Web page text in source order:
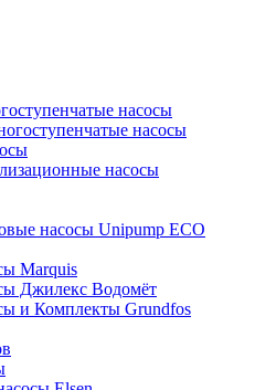
насосы
насосы
насосы
насосы Unipump ECO
Marquis
Джилекс Водомёт
и Комплекты Grundfos